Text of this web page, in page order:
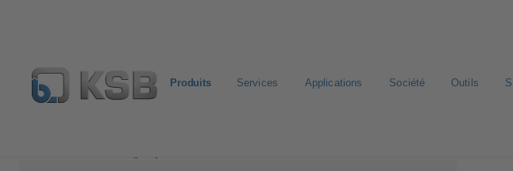
Produits Services Applications Société Outils